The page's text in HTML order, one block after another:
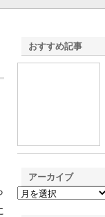
おすすめ記事
アーカイブ